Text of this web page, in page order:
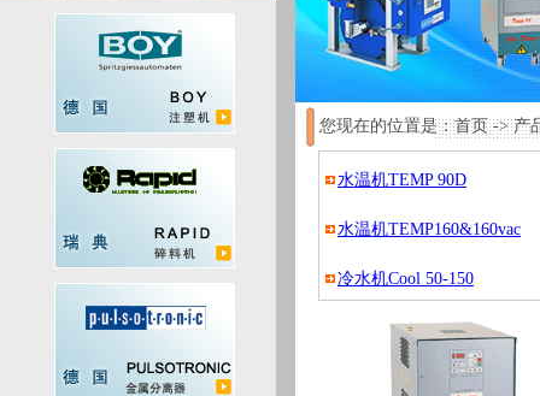
您现在的位置是：首页 -> 产
水温机TEMP 90D
水温机TEMP160&160vac
冷水机Cool 50-150